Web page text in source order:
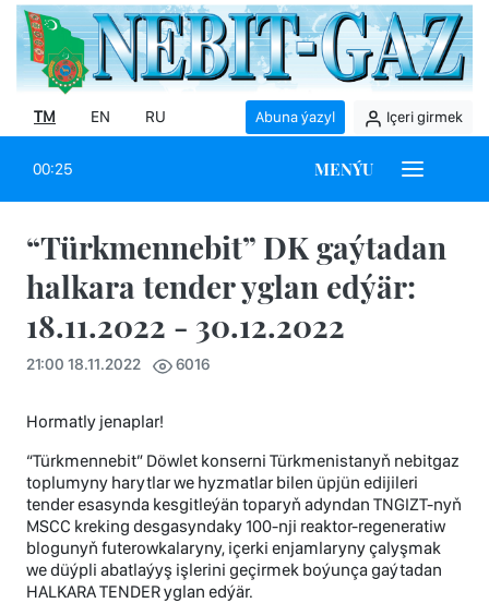
TM EN RU Abuna ýazyl Içeri girmek
00:25 MENÝU
“Türkmennebit” DK gaýtadan
halkara tender yglan edýär:
18.11.2022 - 30.12.2022
21:00 18.11.2022 6016
Hormatly jenaplar!
“Türkmennebit” Döwlet konserni Türkmenistanyň nebitgaz
toplumyny harytlar we hyzmatlar bilen üpjün edijileri
tender esasynda kesgitleýän toparyň adyndan TNGIZT-nyň
MSCC kreking desgasyndaky 100-nji reaktor-regeneratiw
blogunyň futerowkalaryny, içerki enjamlaryny çalyşmak
we düýpli abatlaýyş işlerini geçirmek boýunça gaýtadan
HALKARA TENDER yglan edýär.